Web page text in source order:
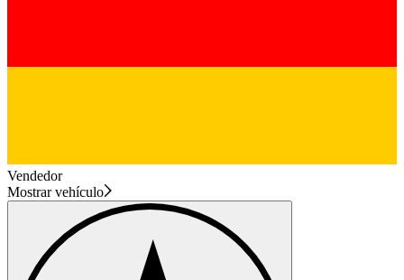
Vendedor
Mostrar vehículo